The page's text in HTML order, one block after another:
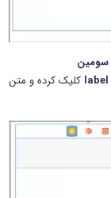
سومین
label کلیک کرده و متن